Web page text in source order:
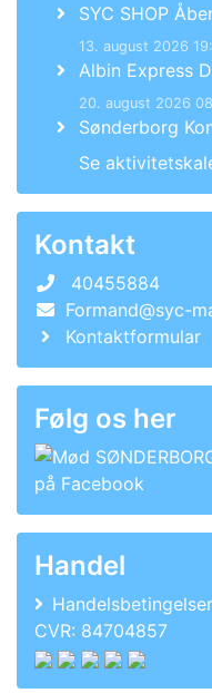
SYC SHOP
13. august 2026
Albin Express
20. august 2026
Sønderborg
Se
Kontakt
40455884
Formand@syc-
Kontaktformular
Følg os her
Handel
Handelsbetingelser
CVR: 84704857